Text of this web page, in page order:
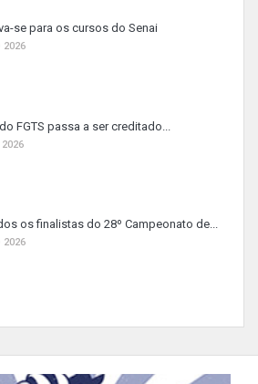
se para os cursos do Senai
2026
FGTS passa a ser creditado...
os finalistas do 28º Campeonato de...
2026